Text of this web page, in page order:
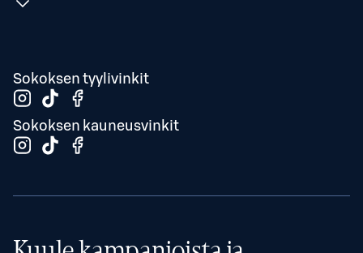
Sokoksen tyylivinkit
Sokoksen kauneusvinkit